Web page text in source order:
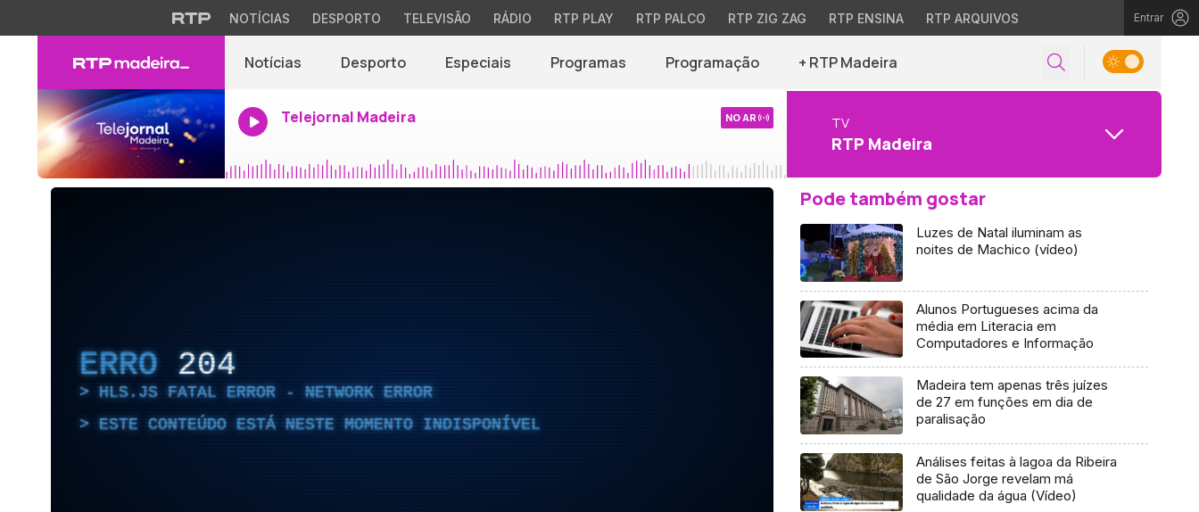
NOTÍCIAS DESPORTO TELEVISÃO RÁDIO RTP PLAY RTP PALCO RTP ZIG ZAG RTP ENSINA RTP ARQUIVOS Entrar
Notícias Desporto Especiais Programas Programação + RTP Madeira
Telejornal Madeira NO AR TV
RTP Madeira
ERRO 204
HLS.JS FATAL ERROR - NETWORK ERROR
ESTE CONTEÚDO ESTÁ NESTE MOMENTO INDISPONÍVEL
Pode também gostar
Luzes de Natal iluminam as
noites de Machico (vídeo)
Alunos Portugueses acima da
média em Literacia em
Computadores e Informação
Madeira tem apenas três juízes
de 27 em funções em dia de
paralisação
Análises feitas à lagoa da Ribeira
de São Jorge revelam má
qualidade da água (Vídeo)